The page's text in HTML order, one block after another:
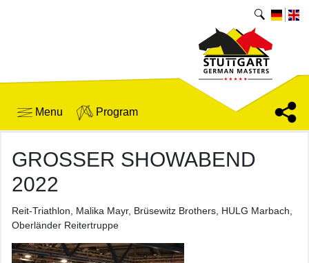
Menu Program
GROSSER SHOWABEND 2
022
Reit-Triathlon, Malika Mayr, Brüsewitz Brothers, HULG Marbach,
Oberländer Reitertruppe